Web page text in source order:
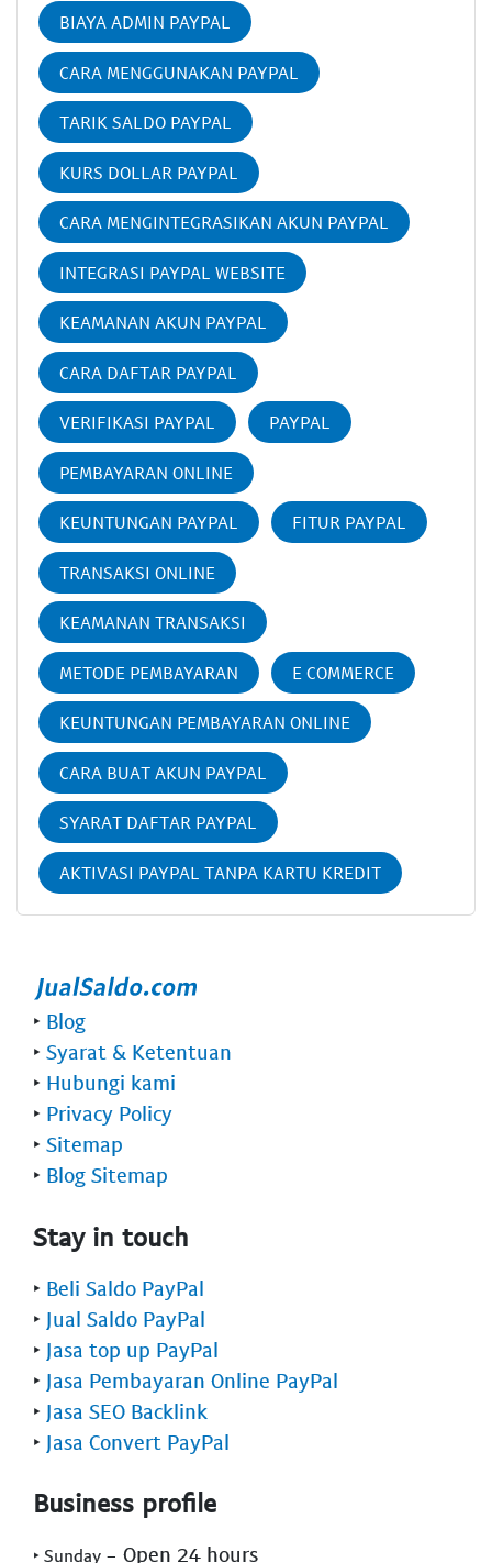
BIAYA ADMIN PAYPAL
CARA MENGGUNAKAN PAYPAL
TARIK SALDO PAYPAL
KURS DOLLAR PAYPAL
CARA MENGINTEGRASIKAN AKUN PAYPAL
INTEGRASI PAYPAL WEBSITE
KEAMANAN AKUN PAYPAL
CARA DAFTAR PAYPAL
VERIFIKASI PAYPAL PAYPAL
PEMBAYARAN ONLINE
KEUNTUNGAN PAYPAL FITUR PAYPAL
TRANSAKSI ONLINE
KEAMANAN TRANSAKSI
METODE PEMBAYARAN E COMMERCE
KEUNTUNGAN PEMBAYARAN ONLINE
CARA BUAT AKUN PAYPAL
SYARAT DAFTAR PAYPAL
AKTIVASI PAYPAL TANPA KARTU KREDIT
‣ Blog
‣ Syarat & Ketentuan
‣ Hubungi kami
‣ Privacy Policy
‣ Sitemap
‣ Blog Sitemap
Stay in touch
‣ Beli Saldo PayPal
‣ Jual Saldo PayPal
‣ Jasa top up PayPal
‣ Jasa Pembayaran Online PayPal
‣ Jasa SEO Backlink
‣ Jasa Convert PayPal
Business profile
‣ Sunday - Open 24 hours